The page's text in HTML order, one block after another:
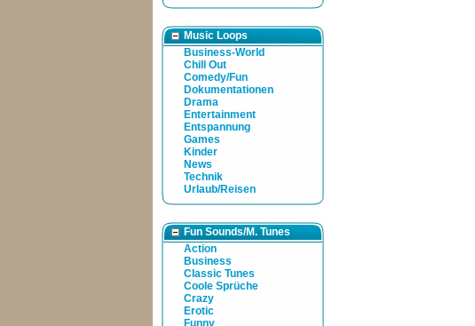
Music Loops
Business-World
Chill Out
Comedy/Fun
Dokumentationen
Drama
Entertainment
Entspannung
Games
Kinder
News
Technik
Urlaub/Reisen
Fun Sounds/M. Tunes
Action
Business
Classic Tunes
Coole Sprüche
Crazy
Erotic
Funny